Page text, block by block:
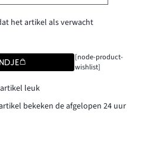
het artikel als verwacht
[node-product-
wishlist]
leuk
bekeken de afgelopen 24 uur